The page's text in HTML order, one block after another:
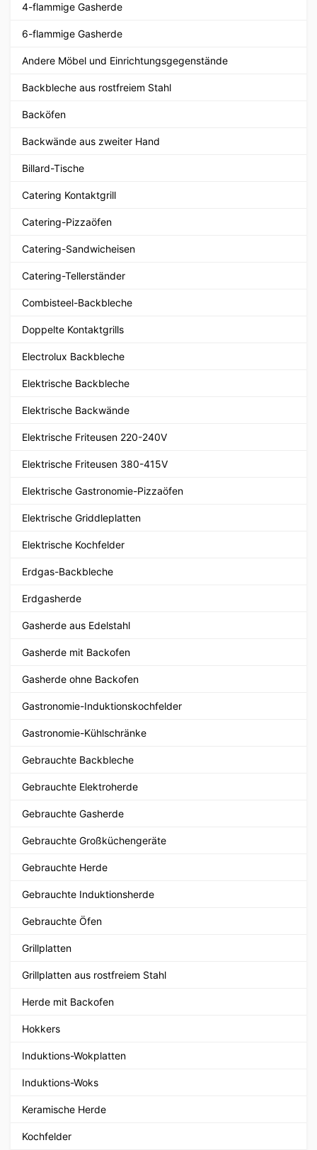
4-flammige Gasherde
6-flammige Gasherde
Andere Möbel und Einrichtungsgegenstände
Backbleche aus rostfreiem Stahl
Backöfen
Backwände aus zweiter Hand
Billard-Tische
Catering Kontaktgrill
Catering-Pizzaöfen
Catering-Sandwicheisen
Catering-Tellerständer
Combisteel-Backbleche
Doppelte Kontaktgrills
Electrolux Backbleche
Elektrische Backbleche
Elektrische Backwände
Elektrische Friteusen 220-240V
Elektrische Friteusen 380-415V
Elektrische Gastronomie-Pizzaöfen
Elektrische Griddleplatten
Elektrische Kochfelder
Erdgas-Backbleche
Erdgasherde
Gasherde aus Edelstahl
Gasherde mit Backofen
Gasherde ohne Backofen
Gastronomie-Induktionskochfelder
Gastronomie-Kühlschränke
Gebrauchte Backbleche
Gebrauchte Elektroherde
Gebrauchte Gasherde
Gebrauchte Großküchengeräte
Gebrauchte Herde
Gebrauchte Induktionsherde
Gebrauchte Öfen
Grillplatten
Grillplatten aus rostfreiem Stahl
Herde mit Backofen
Hokkers
Induktions-Wokplatten
Induktions-Woks
Keramische Herde
Kochfelder